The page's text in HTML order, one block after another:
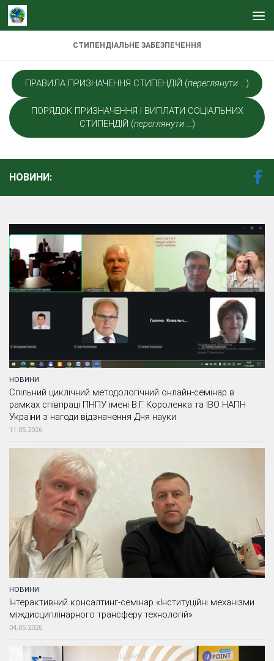
Skip to content
СТИПЕНДІАЛЬНЕ ЗАБЕЗПЕЧЕННЯ
ПРАВИЛА ПРИЗНАЧЕННЯ СТИПЕНДІЙ (переглянути …)
ПОРЯДОК ПРИЗНАЧЕННЯ І ВИПЛАТИ СОЦІАЛЬНИХ
СТИПЕНДІЙ (переглянути …)
НОВИНИ:
НОВИНИ
Спільний циклічний методологічний онлайн-семінар в
рамках співпраці ПНПУ імені В.Г. Короленка та ІВО НАПН
України з нагоди відзначення Дня науки
11.05.2026
НОВИНИ
Інтерактивний консалтинг-семінар «Інституційні механізми
міждисциплінарного трансферу технологій»
04.05.2026